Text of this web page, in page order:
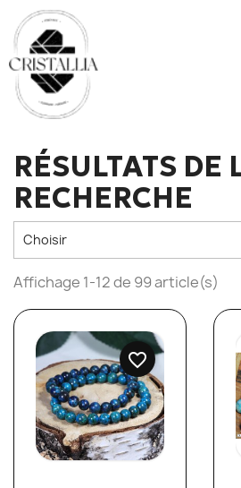
RÉSULTATS DE
RECHERCHE
Choisir
Affichage 1-12 de 99 article(s)
favorite_border